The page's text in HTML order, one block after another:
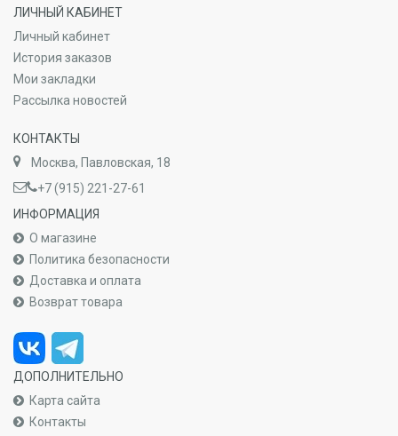
ЛИЧНЫЙ КАБИНЕТ
Личный кабинет
История заказов
Мои закладки
Рассылка новостей
КОНТАКТЫ
Москва, Павловская, 18
+7 (915) 221-27-61
ИНФОРМАЦИЯ
О магазине
Политика безопасности
Доставка и оплата
Возврат товара
ДОПОЛНИТЕЛЬНО
Карта сайта
Контакты